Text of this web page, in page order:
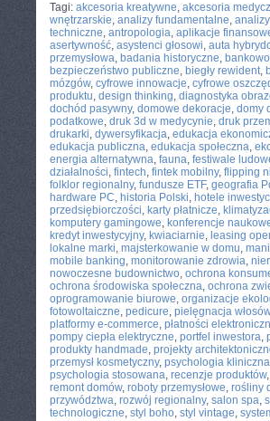
Tagi: akcesoria kreatywne, akcesoria
wnętrzarskie, analizy fundamentalne,
techniczne, antropologia, aplikacje
asertywność, asystenci głosowi, auta
przemysłowa, badania historyczne,
bezpieczeństwo publiczne, biegły rewident,
mózgów, cyfrowe innowacje, cyfrowe
produktu, design thinking, diagnostyka
dochód pasywny, domowe dekoracje, domy
podatkowe, druk 3d w medycynie, druk
drukarki, dywersyfikacja, edukacja
edukacja publiczna, edukacja społeczna,
energia alternatywna, fauna, festiwale
działalności, fintech, fintek mobilny, flipping
folklor regionalny, fundusze ETF, geografia
hardware PC, historia Polski, hotele
przedsiębiorczości, karty płatnicze,
komputery gamingowe, konferencje
kredyt inwestycyjny, kwiaciarnie, leasing
lokalne marki, majsterkowanie w domu,
mobile banking, monitorowanie zdrowia,
nowoczesne budownictwo, ochrona
ochrona środowiska społeczna, ochrona
oprogramowanie biurowe, organizacje
fotowoltaiczne, pedicure, pielęgnacja włosów
platformy e-commerce, płatności
pompy ciepła elektryczne, portfel inwestora,
produkty handmade, projekty
przemysł kosmetyczny, psychologia kliniczna
psychologia stosowana, recenzje produktów,
remont domów, roboty przemysłowe, rośliny
przywództwa, rozwój regionalny, salon spa,
technologiczne, styl boho, styl vintage,